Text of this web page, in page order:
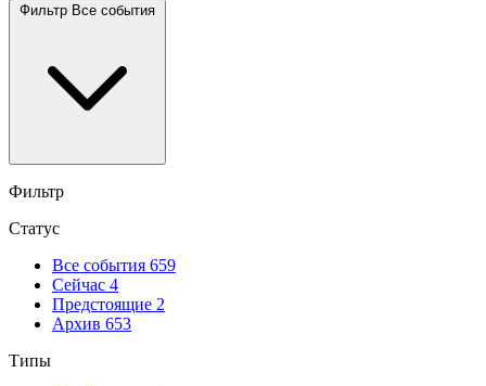
Фильтр Все события
Фильтр
Статус
Все события 659
Сейчас 4
Предстоящие 2
Архив 653
Типы